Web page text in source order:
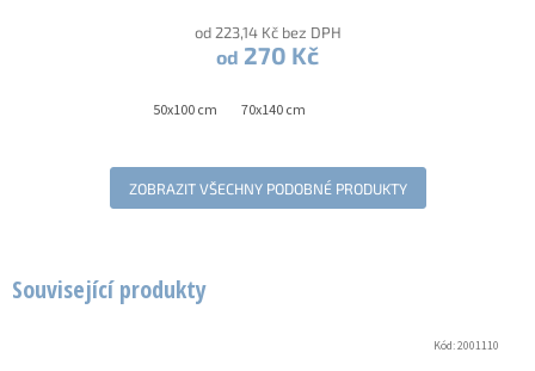
Související produkty
Kód:2001110
od 223,14 Kč bez DPH
od 270 Kč
50x100 cm 70x140 cm
ZOBRAZIT VŠECHNY PODOBNÉ PRODUKTY